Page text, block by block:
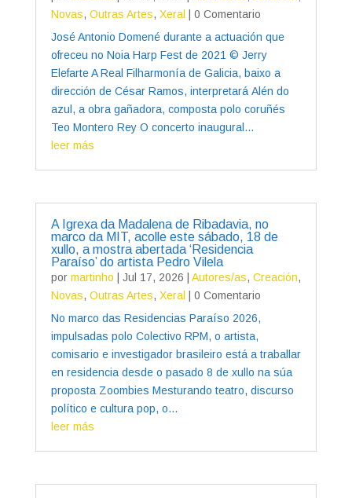
Novas, Outras Artes, Xeral
| 0 Comentario
José Antonio Domené durante a actuación que
ofreceu no Noia Harp Fest de 2021 © Jerry
Elefarte A Real Filharmonía de Galicia, baixo a
dirección de César Ramos, interpretará Alén do
azul, a obra gañadora, composta polo coruñés
Teo Montero Rey O concerto inaugural...
leer más
A Igrexa da Madalena de Ribadavia, no
marco da MIT, acolle este sábado, 18 de
xullo, a mostra abertada ‘Residencia
Paraíso’ do artista Pedro Vilela
por martinho Jul 17, 2026 Autores/as, Creación,
Novas, Outras Artes, Xeral
| 0 Comentario
No marco das Residencias Paraíso 2026,
impulsadas polo Colectivo RPM, o artista,
comisario e investigador brasileiro está a traballar
en residencia desde o pasado 8 de xullo na súa
proposta Zoombies Mesturando teatro, discurso
político e cultura pop, o...
leer más